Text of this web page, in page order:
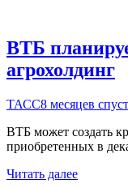
ВТБ
агрохолдинг
ТАСС8 месяцев
ВТБ может создать
приобретенных в
Читать далее